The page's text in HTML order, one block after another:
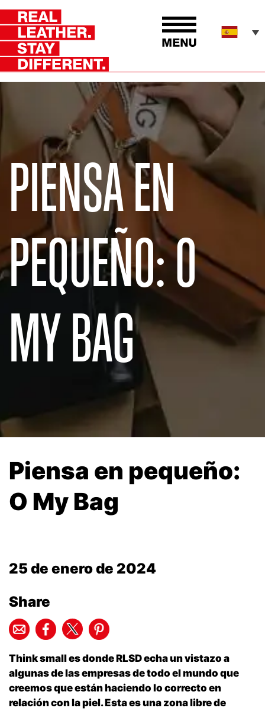
PIENSA EN
PEQUEÑO: O
MY BAG
Piensa en pequeño:
O My Bag
25 de enero de 2024
Share
Think small es donde RLSD echa un vistazo a
algunas de las empresas de todo el mundo que
creemos que están haciendo lo correcto en
relación con la piel. Esta es una zona libre de